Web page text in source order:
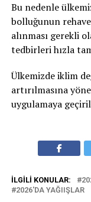
Bu nedenle
bolluğunun
alınması gerekli
tedbirleri hızla
Ülkemizde iklim
artırılmasına
uygulamaya
İLGILI KONULAR:
2026'DA YAĞIIŞLAR